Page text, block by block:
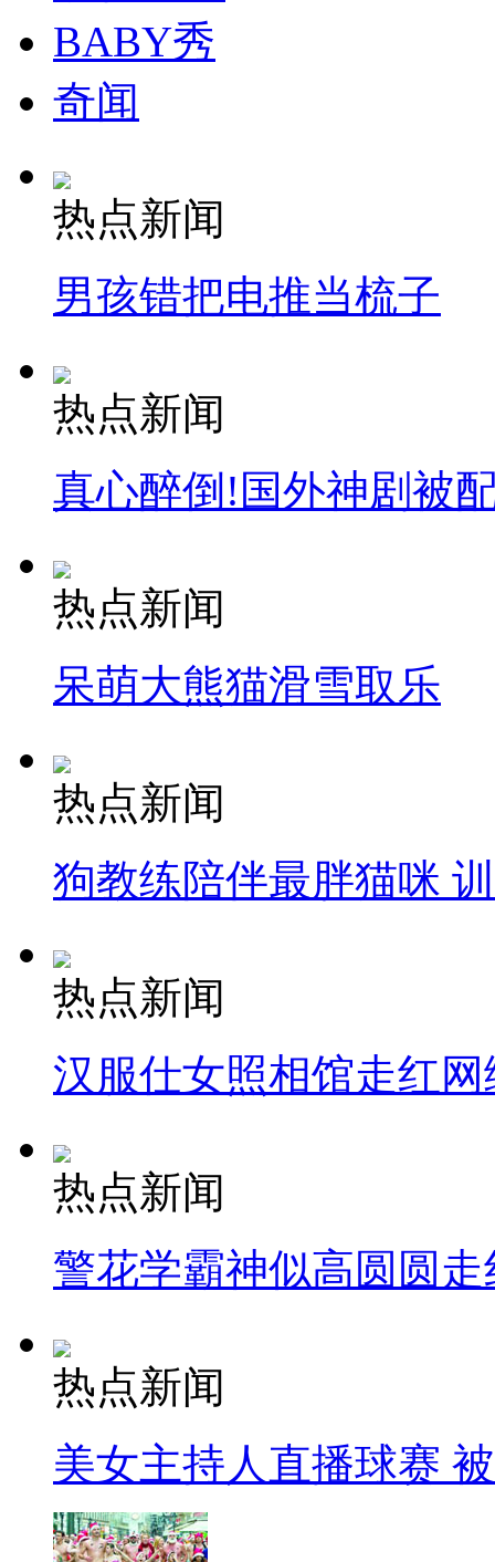
BABY秀
奇闻
热点新闻
男孩错把电推当梳子
热点新闻
真心醉倒!国外神剧被
热点新闻
呆萌大熊猫滑雪取乐
热点新闻
狗教练陪伴最胖猫咪
热点新闻
汉服仕女照相馆走红网
热点新闻
警花学霸神似高圆圆走
热点新闻
美女主持人直播球赛